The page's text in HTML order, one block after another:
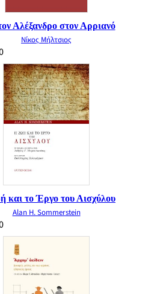
Αλέξανδρο στον Αρριανό
Νίκος Μήλτσιος
και το Έργο του Αισχύλου
Alan H. Sommerstein